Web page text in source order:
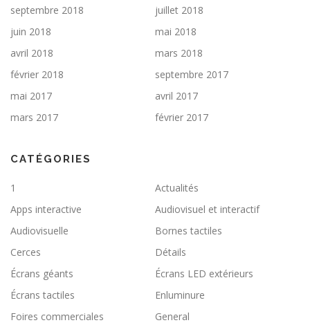
septembre 2018
juillet 2018
juin 2018
mai 2018
avril 2018
mars 2018
février 2018
septembre 2017
mai 2017
avril 2017
mars 2017
février 2017
CATÉGORIES
1
Actualités
Apps interactive
Audiovisuel et interactif
Audiovisuelle
Bornes tactiles
Cerces
Détails
Écrans géants
Écrans LED extérieurs
Écrans tactiles
Enluminure
Foires commerciales
General